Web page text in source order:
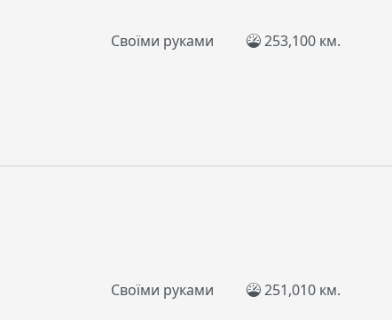
Своїми руками 253,100 км.
Своїми руками 251,010 км.